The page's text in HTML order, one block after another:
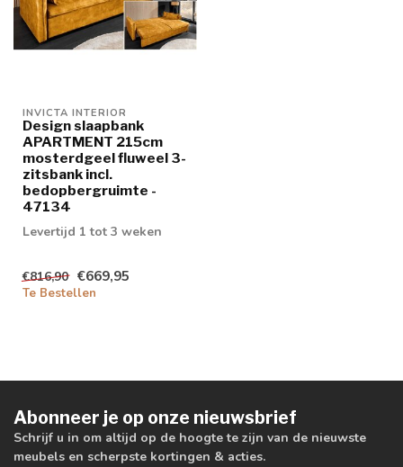
INVICTA INTERIOR
Design slaapbank
APARTMENT 215cm
mosterdgeel fluweel 3-
zitsbank incl.
bedopbergruimte -
47134
Levertijd 1 tot 3 weken
€816,90 €669,95
Te Bestellen
Abonneer je op onze nieuwsbrief
Schrijf u in om altijd op de hoogte te zijn van de nieuwste
meubels en scherpste kortingen & acties.